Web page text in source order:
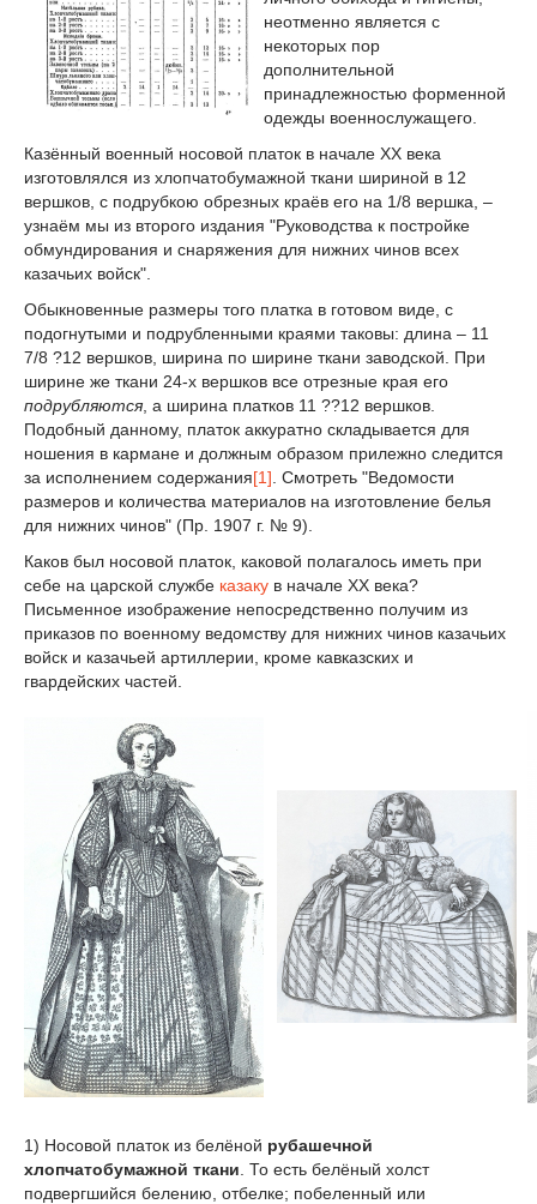
неотменно является с
некоторых пор
дополнительной
принадлежностью форменной
одежды военнослужащего.
Казённый военный носовой платок в начале ХХ века
изготовлялся из хлопчатобумажной ткани шириной в 12
вершков, с подрубкою обрезных краёв его на 1/8 вершка, –
узнаём мы из второго издания "Руководства к постройке
обмундирования и снаряжения для нижних чинов всех
казачьих войск".
Обыкновенные размеры того платка в готовом виде, с
подогнутыми и подрубленными краями таковы: длина – 11
7/8 ?12 вершков, ширина по ширине ткани заводской. При
ширине же ткани 24-х вершков все отрезные края его
подрубляются , а ширина платков 11 ??12 вершков.
Подобный данному, платок аккуратно складывается для
ношения в кармане и должным образом прилежно следится
за исполнением содержания[1] . Смотреть "Ведомости
размеров и количества материалов на изготовление белья
для нижних чинов" (Пр. 1907 г. № 9).
Каков был носовой платок, каковой полагалось иметь при
себе на царской службе казаку в начале ХХ века?
Письменное изображение непосредственно получим из
приказов по военному ведомству для нижних чинов казачьих
войск и казачьей артиллерии, кроме кавказских и
гвардейских частей.
1) Носовой платок из белёной рубашечной
хлопчатобумажной ткани . То есть белёный холст
подвергшийся белению, отбелке; побеленный или